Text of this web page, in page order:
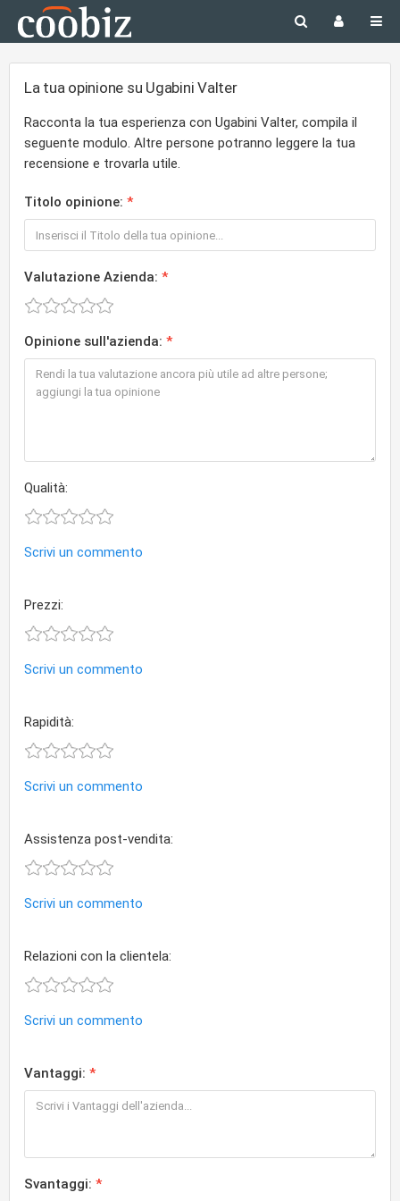
La tua opinione su Ugabini Valter
Racconta la tua esperienza con Ugabini Valter, compila il
seguente modulo. Altre persone potranno leggere la tua
recensione e trovarla utile.
Titolo opinione:
Valutazione Azienda:
Opinione sull'azienda:
Qualità:
Scrivi un commento
Prezzi:
Scrivi un commento
Rapidità:
Scrivi un commento
Assistenza post-vendita:
Scrivi un commento
Relazioni con la clientela:
Scrivi un commento
Vantaggi:
Svantaggi: